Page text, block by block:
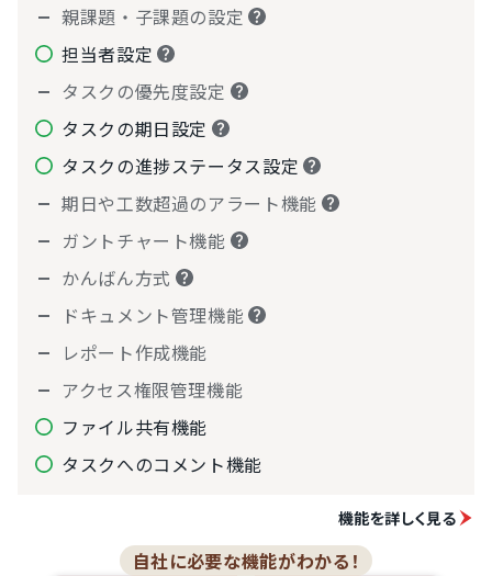
親課題・子課題の設定
担当者設定
タスクの優先度設定
タスクの期日設定
タスクの進捗ステータス設定
期日や工数超過のアラート機能
ガントチャート機能
かんばん方式
ドキュメント管理機能
レポート作成機能
アクセス権限管理機能
ファイル共有機能
タスクへのコメント機能
機能を詳しく見る
自社に必要な機能がわかる！